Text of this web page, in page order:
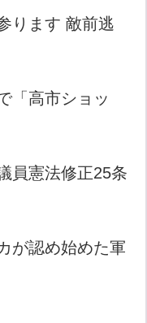
ります 敵前逃
「高市ショッ
員憲法修正25条
が認め始めた軍